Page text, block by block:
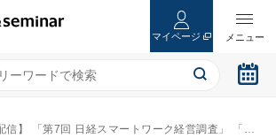
マイページ
7回 日経スマートワーク経営調査」 「第5回 日経SDGs経営調査」解説セミナー 日経スマートワーク経営調査 研究講演会